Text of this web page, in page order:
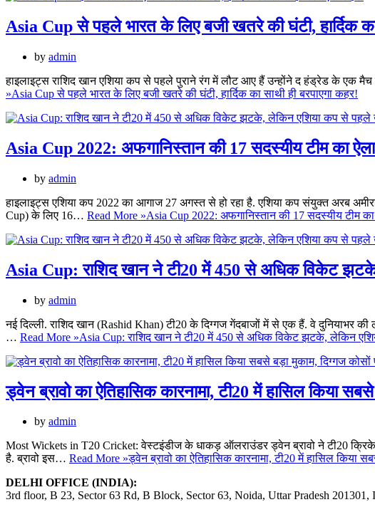
Asia Cup से पहले भारत के लिए बजी खतरे की घंटी, हार्दिक का
by admin
हाइलाइट्स राशिद खान एशिया कप से पहले पुराने रंग में लौट आए हैं उन्होंने द हंड्रेड के
»Asia Cup से पहले भारत के लिए बजी खतरे की घंटी, हार्दिक का साथी ही बरपाएगा कहर!
Asia Cup 2022: अफगानिस्तान की 17 सदस्यीय टीम का
by admin
हाइलाइट्स एशिया कप 2022 का आगाज 27 अगस्त से हो रहा है. एशिया कप संयुक्त अरब
Cup) के लिए 16… Read More »Asia Cup 2022: अफगानिस्तान की 17 सदस्यीय टीम
Asia Cup: राशिद खान ने टी20 में 450 से अधिक विकेट
by admin
नई दिल्ली. राशिद खान (Rashid Khan) टी20 के दिग्गज गेंदबाजों में से एक हैं. वे
… Read More »Asia Cup: राशिद खान ने टी20 में 450 से अधिक विकेट झटके, लेकिन
ड्वेन ब्रावो का ऐतिहासिक कारनामा, टी20 में हासिल किया
by admin
Most Wickets in T20 Cricket: वेस्टइंडीज के धाकड़ ऑलराउंडर ड्वेन ब्रावो ने टी20 क्रिकेट
है. ब्रावो इस… Read More »ड्वेन ब्रावो का ऐतिहासिक कारनामा, टी20 में हासिल किया
DELHI OFFICE (INDIA):
3rd floor, B 23, Sector 63 Rd, B Block, Sector 63, Noida, Uttar Pradesh 201301,